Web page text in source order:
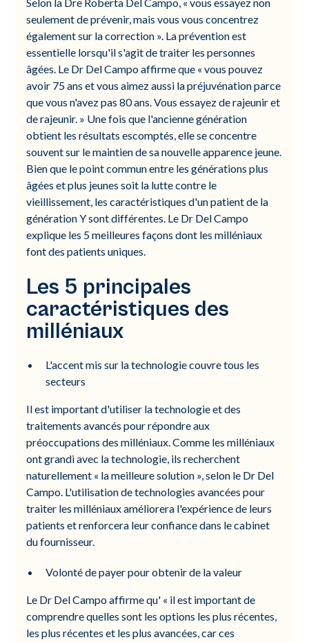
seulement de prévenir, mais vous vous concentrez
également sur la correction ». La prévention est
essentielle lorsqu'il s'agit de traiter les personnes
âgées. Le Dr Del Campo affirme que « vous pouvez
avoir 75 ans et vous aimez aussi la préjuvénation parce
que vous n'avez pas 80 ans. Vous essayez de rajeunir et
de rajeunir. » Une fois que l'ancienne génération
obtient les résultats escomptés, elle se concentre
souvent sur le maintien de sa nouvelle apparence jeune.
Bien que le point commun entre les générations plus
âgées et plus jeunes soit la lutte contre le
vieillissement, les caractéristiques d'un patient de la
génération Y sont différentes. Le Dr Del Campo
explique les 5 meilleures façons dont les milléniaux
font des patients uniques.
Les 5 principales
caractéristiques des
milléniaux
L'accent mis sur la technologie couvre tous les
secteurs
Il est important d'utiliser la technologie et des
traitements avancés pour répondre aux
préoccupations des milléniaux. Comme les milléniaux
ont grandi avec la technologie, ils recherchent
naturellement « la meilleure solution », selon le Dr Del
Campo. L'utilisation de technologies avancées pour
traiter les milléniaux améliorera l'expérience de leurs
patients et renforcera leur confiance dans le cabinet
du fournisseur.
Volonté de payer pour obtenir de la valeur
Le Dr Del Campo affirme qu' « il est important de
comprendre quelles sont les options les plus récentes,
les plus récentes et les plus avancées, car ces